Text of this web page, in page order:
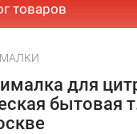
товаров
для
бытовая